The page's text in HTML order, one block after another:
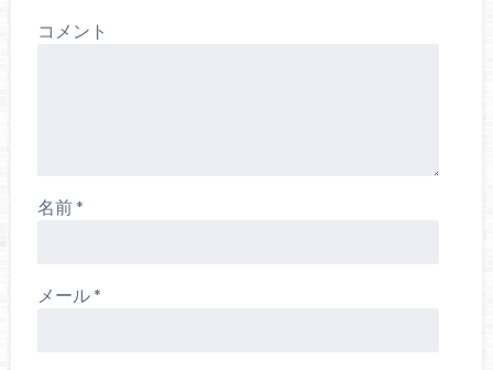
コメント
名前*
メール*